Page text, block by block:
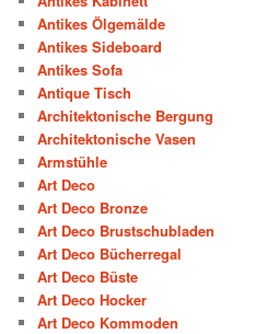
Antikes Ölgemälde
Antikes Sideboard
Antikes Sofa
Antique Tisch
Architektonische Bergung
Architektonische Vasen
Armstühle
Art Deco
Art Deco Bronze
Art Deco Brustschubladen
Art Deco Bücherregal
Art Deco Büste
Art Deco Hocker
Art Deco Kommoden